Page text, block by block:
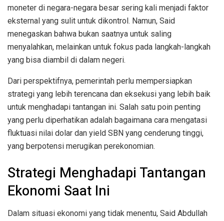
moneter di negara-negara besar sering kali menjadi faktor
eksternal yang sulit untuk dikontrol. Namun, Said
menegaskan bahwa bukan saatnya untuk saling
menyalahkan, melainkan untuk fokus pada langkah-langkah
yang bisa diambil di dalam negeri.
Dari perspektifnya, pemerintah perlu mempersiapkan
strategi yang lebih terencana dan eksekusi yang lebih baik
untuk menghadapi tantangan ini. Salah satu poin penting
yang perlu diperhatikan adalah bagaimana cara mengatasi
fluktuasi nilai dolar dan yield SBN yang cenderung tinggi,
yang berpotensi merugikan perekonomian.
Strategi Menghadapi Tantangan
Ekonomi Saat Ini
Dalam situasi ekonomi yang tidak menentu, Said Abdullah